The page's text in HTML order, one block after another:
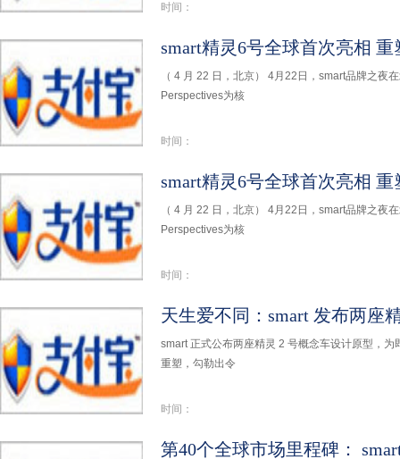
时间：
smart精灵6号全球首次亮相
（ 4 月 22 日，北京） 4月22日，smart品牌之夜
Perspectives为核
时间：
smart精灵6号全球首次亮相
（ 4 月 22 日，北京） 4月22日，smart品牌之夜
Perspectives为核
时间：
smart 正式公布两座精灵 2 号概念车设计原型，
重塑，勾勒出令
时间：